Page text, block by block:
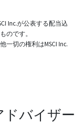
Inc.が公表する配当込
のです。
一切の権利はMSCI Inc.
バイザー